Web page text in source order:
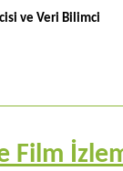
ve Veri Bilimci
Film